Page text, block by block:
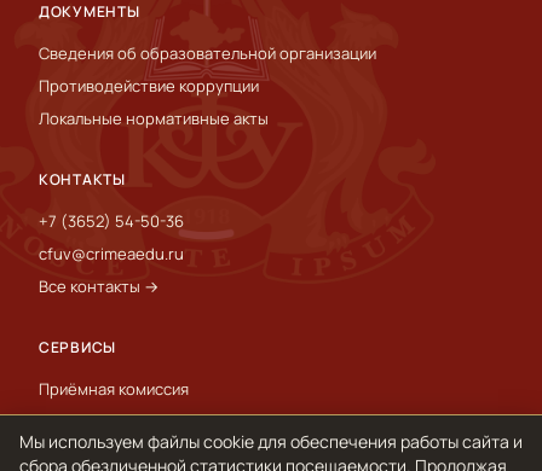
ДОКУМЕНТЫ
Сведения об образовательной организации
Противодействие коррупции
Локальные нормативные акты
КОНТАКТЫ
+7 (3652) 54-50-36
cfuv@crimeaedu.ru
Все контакты →
СЕРВИСЫ
Приёмная комиссия
Пресс-служба
International
Мы используем файлы cookie для обеспечения работы сайта и
сбора обезличенной статистики посещаемости. Продолжая